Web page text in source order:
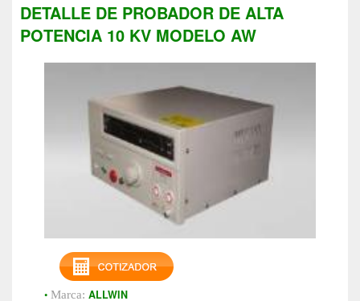
DETALLE DE PROBADOR DE ALTA
POTENCIA 10 KV MODELO AW
• Marca: ALLWIN